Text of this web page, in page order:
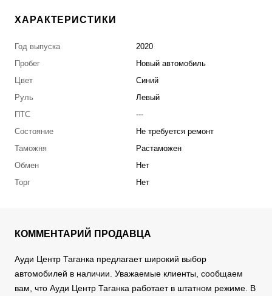
ХАРАКТЕРИСТИКИ
Год выпуска
2020
Пробег
Новый автомобиль
Цвет
Синий
Руль
Левый
ПТС
---
Состояние
Не требуется ремонт
Таможня
Растаможен
Обмен
Нет
Торг
Нет
КОММЕНТАРИЙ ПРОДАВЦА
Ауди Центр Таганка предлагает широкий выбор
автомобилей в наличии. Уважаемые клиенты, сообщаем
вам, что Ауди Центр Таганка работает в штатном режиме. В